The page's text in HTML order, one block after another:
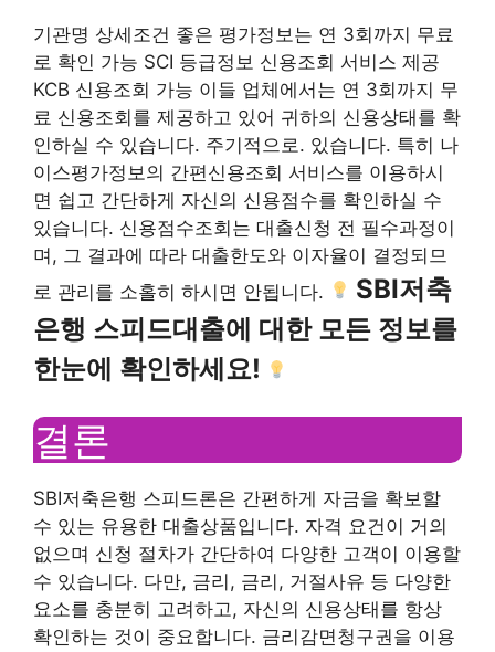
기관명 상세조건 좋은 평가정보는 연 3회까지 무료
로 확인 가능 SCI 등급정보 신용조회 서비스 제공
KCB 신용조회 가능 이들 업체에서는 연 3회까지 무
료 신용조회를 제공하고 있어 귀하의 신용상태를 확
인하실 수 있습니다. 주기적으로. 있습니다. 특히 나
이스평가정보의 간편신용조회 서비스를 이용하시
면 쉽고 간단하게 자신의 신용점수를 확인하실 수
있습니다. 신용점수조회는 대출신청 전 필수과정이
며, 그 결과에 따라 대출한도와 이자율이 결정되므
로 관리를 소홀히 하시면 안됩니다.
SBI저축
은행 스피드대출에 대한 모든 정보를
한눈에 확인하세요!
결론
SBI저축은행 스피드론은 간편하게 자금을 확보할
수 있는 유용한 대출상품입니다. 자격 요건이 거의
없으며 신청 절차가 간단하여 다양한 고객이 이용할
수 있습니다. 다만, 금리, 금리, 거절사유 등 다양한
요소를 충분히 고려하고, 자신의 신용상태를 항상
확인하는 것이 중요합니다. 금리감면청구권을 이용